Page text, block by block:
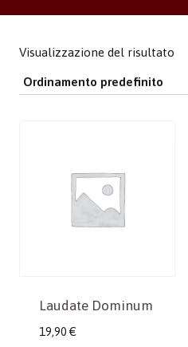
Visualizzazione del risultato
Laudate Dominum
19,90 €